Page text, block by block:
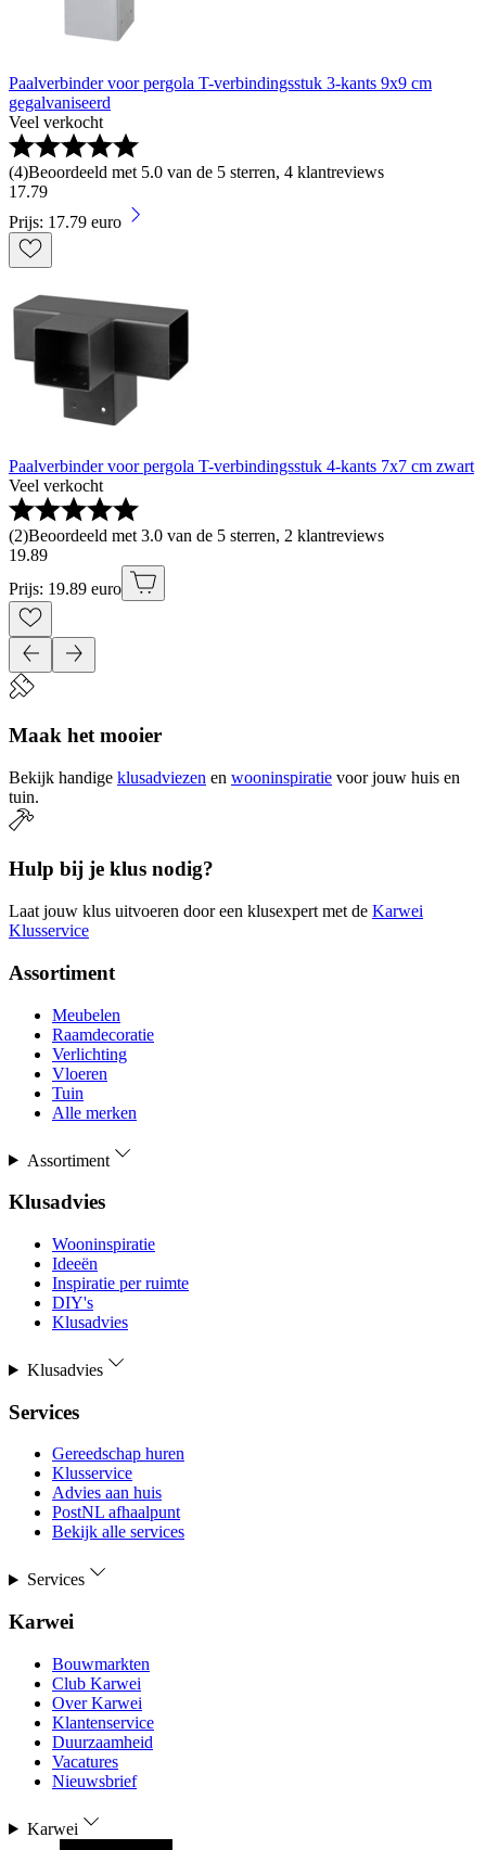
Paalverbinder voor pergola T-verbindingsstuk 3-kants 9x9 cm
gegalvaniseerd
Veel verkocht
(4)Beoordeeld met 5.0 van de 5 sterren, 4 klantreviews
17.79
Prijs: 17.79 euro
Paalverbinder voor pergola T-verbindingsstuk 4-kants 7x7 cm zwart
Veel verkocht
(2)Beoordeeld met 3.0 van de 5 sterren, 2 klantreviews
19.89
Prijs: 19.89 euro
Maak het mooier
Bekijk handige klusadviezen en wooninspiratie voor jouw huis en
tuin.
Hulp bij je klus nodig?
Laat jouw klus uitvoeren door een klusexpert met de Karwei
Klusservice
Assortiment
Meubelen
Raamdecoratie
Verlichting
Vloeren
Tuin
Alle merken
Assortiment
Klusadvies
Wooninspiratie
Ideeën
Inspiratie per ruimte
DIY's
Klusadvies
Klusadvies
Services
Gereedschap huren
Klusservice
Advies aan huis
PostNL afhaalpunt
Bekijk alle services
Services
Karwei
Bouwmarkten
Club Karwei
Over Karwei
Klantenservice
Duurzaamheid
Vacatures
Nieuwsbrief
Karwei